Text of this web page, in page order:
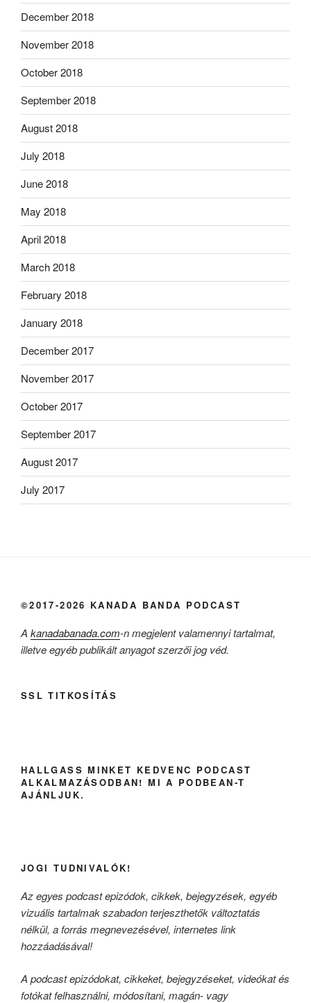
December 2018
November 2018
October 2018
September 2018
August 2018
July 2018
June 2018
May 2018
April 2018
March 2018
February 2018
January 2018
December 2017
November 2017
October 2017
September 2017
August 2017
July 2017
©2017-2026 KANADA BANDA PODCAST
A kanadabanada.com-n megjelent valamennyi tartalmat,
illetve egyéb publikált anyagot szerzői jog véd.
SSL TITKOSÍTÁS
HALLGASS MINKET KEDVENC PODCAST
ALKALMAZÁSODBAN! MI A PODBEAN-T
AJÁNLJUK.
JOGI TUDNIVALÓK!
Az egyes podcast epizódok, cikkek, bejegyzések, egyéb
vizuális tartalmak szabadon terjeszthetők változtatás
nélkül, a forrás megnevezésével, internetes link
hozzáadásával!
A podcast epizódokat, cikkeket, bejegyzéseket, videókat és
fotókat felhasználni, módosítani, magán- vagy